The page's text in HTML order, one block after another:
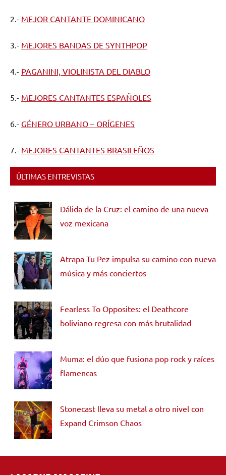
2.- MEJOR CANTANTE DOMINICANO
3.- MEJORES BANDAS DE SYNTHPOP
4.- PAGANINI, VIOLINISTA DEL DIABLO
5.- MEJORES CANTANTES ESPAÑOLES
6.- GÉNERO URBANO – ORÍGENES
7.- MEJORES CANTANTES BRASILEÑOS
ÚLTIMAS ENTREVISTAS
Dálida de la Cruz: el camino de una nueva
voz mexicana
Atrapa Tu Pez impulsa su camino con nueva
música y más conciertos
Fearless To Opposites: el Deathcore
boliviano regresa con más brutalidad
Muma: el dúo que fusiona pop rock y raíces
flamencas
Stonecast lleva su metal a otro nivel con
Expand Crimson Chaos